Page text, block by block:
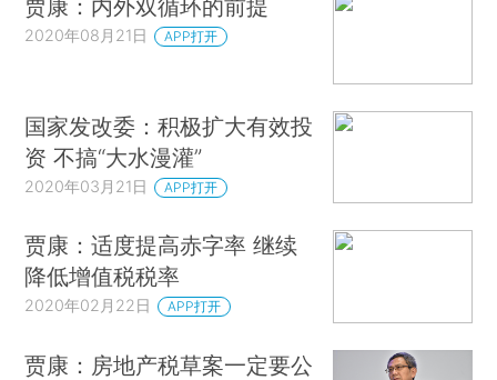
贾康：内外双循环的前提
2020年08月21日 APP打开
国家发改委：积极扩大有效投
资 不搞“大水漫灌”
2020年03月21日 APP打开
贾康：适度提高赤字率 继续
降低增值税税率
2020年02月22日 APP打开
贾康：房地产税草案一定要公